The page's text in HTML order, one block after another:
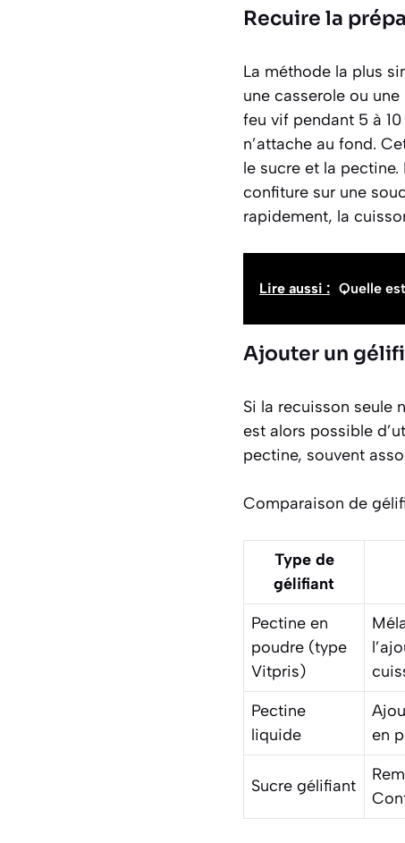
Recuire la
La méthode la plus
une casserole ou
feu vif pendant 5 à
n’attache au fond.
le sucre et la pectine.
confiture sur une
rapidement, la
Lire aussi : Quelle
Ajouter un
Si la recuisson seule
est alors possible
pectine, souvent
Comparaison de
Type de
gélifiant
Pectine en
poudre (type
Vitpris)
Pectine
liquide
en
Sucre gélifiant